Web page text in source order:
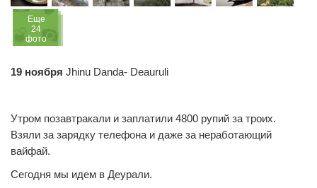
Eще
24
фото
19 ноября Jhinu Danda- Deauruli
Утром позавтракали и заплатили 4800 рупий за троих.
Взяли за зарядку телефона и даже за неработающий
вайфай.
Сегодня мы идем в Деурали.